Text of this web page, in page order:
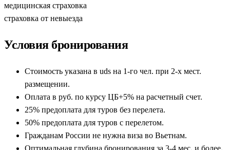
медицинская страховка
страховка от невыезда
Условия бронирования
Стоимость указана в uds на 1-го чел. при 2-х мест.
размещении.
Оплата в руб. по курсу ЦБ+5% на расчетный счет.
25% предоплата для туров без перелета.
50% предоплата для туров с перелетом.
Гражданам России не нужна виза во Вьетнам.
Оптимальная глубина бронирования за 3-4 мес. и более.